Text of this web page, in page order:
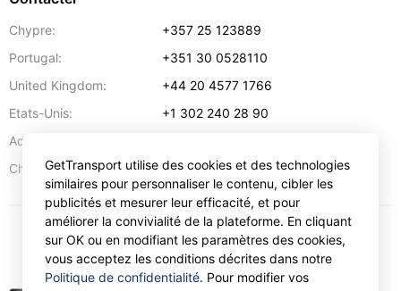
Chypre:
+357 25 123889
Portugal:
+351 30 0528110
United Kingdom:
+44 20 4577 1766
Etats-Unis:
+1 302 240 28 90
Adresse:
Chypre:
57 Spyrou Kyprianou,Larnaca 6051
EUR
GetTransport utilise des cookies et des technologies
similaires pour personnaliser le contenu, cibler les
publicités et mesurer leur efficacité, et pour
améliorer la convivialité de la plateforme. En cliquant
sur OK ou en modifiant les paramètres des cookies,
vous acceptez les conditions décrites dans notre
Politique de confidentialité. Pour modifier vos